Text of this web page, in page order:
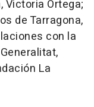
Victoria Ortega;
de Tarragona,
con la
La